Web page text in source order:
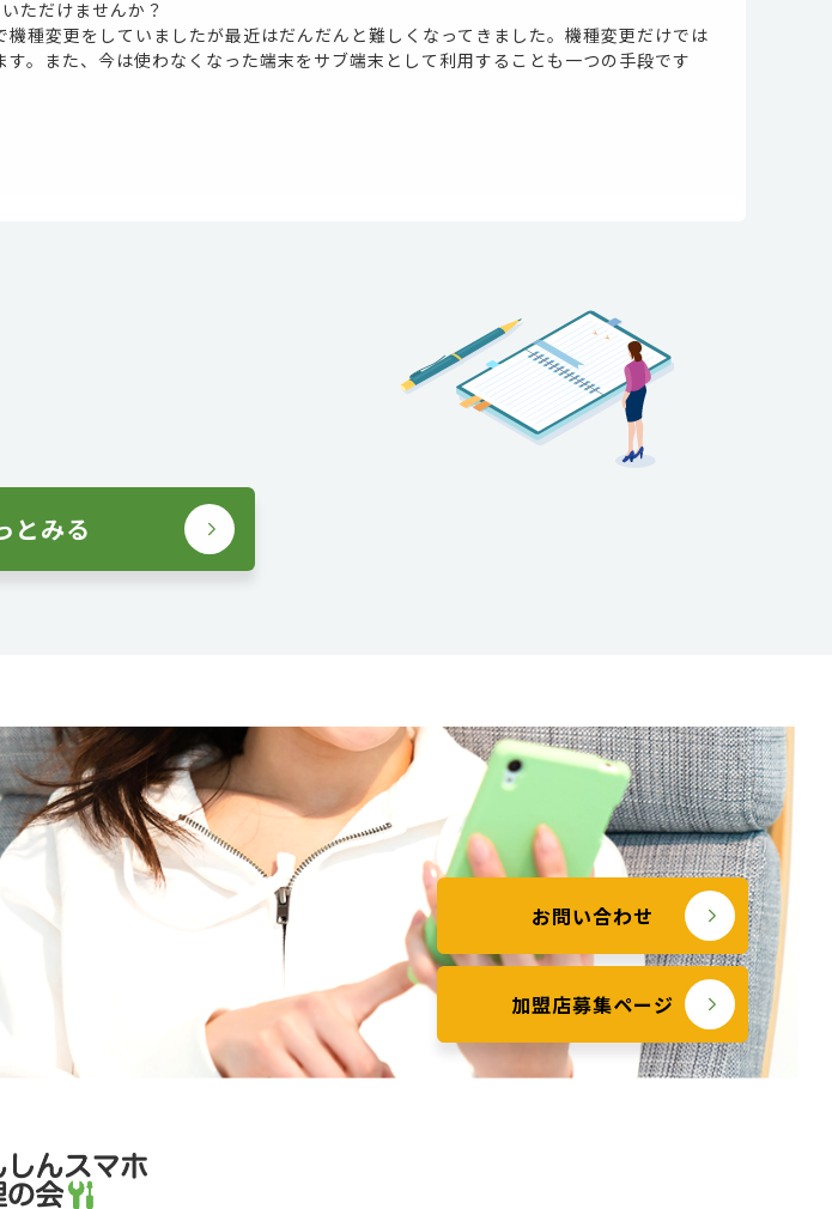
ただけませんか？
種変更をしていましたが最近はだんだんと難しくなってきました。機種変更だけでは
。また、今は使わなくなった端末をサブ端末として利用することも一つの手段です
とみる
お問い合わせ
加盟店募集ページ